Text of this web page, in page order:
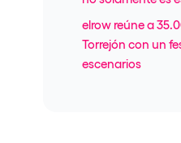
elrow reúne a
Torrejón con un
escenarios